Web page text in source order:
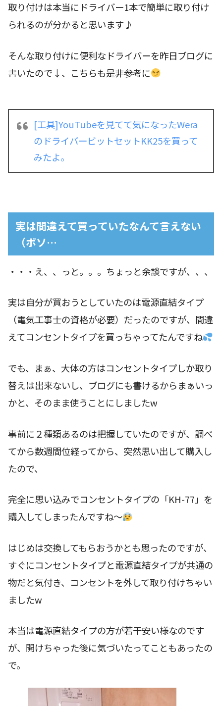
取り付けは本当にドライバー1本で簡単に取り付け
られるのが分かると思います♪
そんな取り付けに便利なドライバーを昨日ブログに
書いたので↓、こちらも是非参考に
[工具]YouTubeを見てて気になったWera
のドライバービットセットKK25を買って
みたよ。
実は間違えて買っていたなんて言えない
（ボソ…
・・・え、、っと。。。ちょっと余談ですが、、、
実は自分が買おうとしていたのは電源直結タイプ
（電気工事士の資格が必要）だったのですが、間違
えてコンセントタイプを買っちゃってたんですね
でも、まぁ、大体の方はコンセントタイプしか取り
替えは出来ないし、ブログにも書けるからまぁいっ
かと、そのまま使うことにしましたw
事前に２種類あるのは把握していたのですが、調べ
てから数週間位経ってから、突然思い出して購入し
たので、
完全に思い込みでコンセントタイプの「KH-77」を
購入してしまったんですね〜
はじめは交換してもらおうかとも思ったのですが、
すぐにコンセントタイプと電源直結タイプが共通の
物だと気付き、コンセントを外して取り付けちゃい
ましたw
本当は電源直結タイプの方が若干安い様なのです
が、開けちゃった後に気づいたってこともあったの
で。